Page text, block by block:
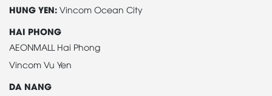
HUNG YEN: Vincom Ocean City
HAI PHONG
AEONMALL Hai Phong
Vincom Vu Yen
DA NANG